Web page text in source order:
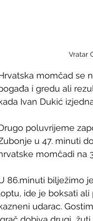
Vratar
momčad se
i gredu ali
Ivan Dukić
poluvrijeme
u 47. minuti
momčadi na
86.minuti bilježimo
ide je boksati
udarac.